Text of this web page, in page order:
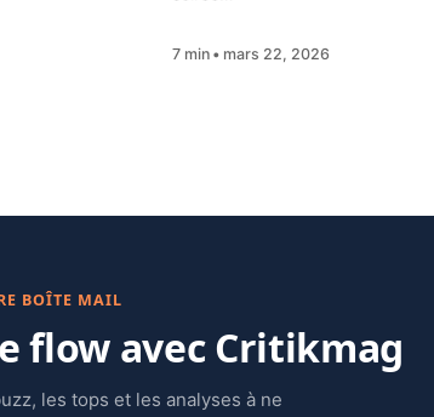
7 min mars 22, 2026
BOÎTE MAIL
flow avec Critikmag
les tops et les analyses à ne